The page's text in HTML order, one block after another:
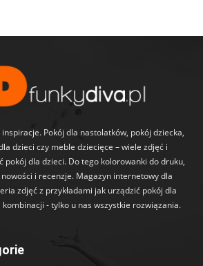
Pokój dla nastolatków, pokój dziecka,
dzieci czy meble dziecięce – wiele zdjęć i
pokój dla dzieci. Do tego kolorowanki do druku,
i recenzje. Magazyn internetowy dla
zdjęć z przykładami jak urządzić pokój dla
- tylko u nas wszystkie rozwiązania.